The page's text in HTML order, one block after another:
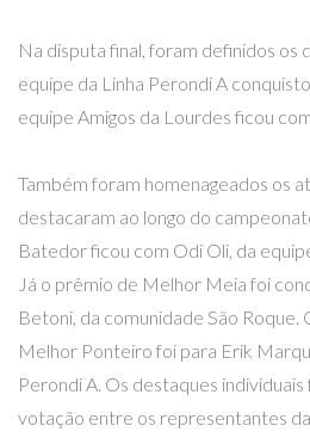
Na disputa final, foram definidos os
equipe da Linha Perondi A
equipe Amigos da Lourdes ficou
Também foram homenageados os
destacaram ao longo do
Batedor ficou com Odi Oli, da
Já o prêmio de Melhor Meia foi
Betoni, da comunidade São
Melhor Ponteiro foi para Erik
Perondi A. Os destaques
votação entre os representantes